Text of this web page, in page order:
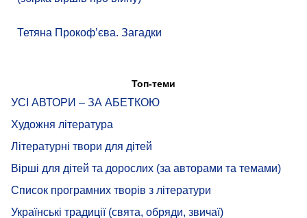
Тетяна Прокоф’єва. Загадки
Топ-теми
УСІ АВТОРИ – ЗА АБЕТКОЮ
Художня література
Літературні твори для дітей
Вірші для дітей та дорослих (за авторами та темами)
Список програмних творів з літератури
Українські традиції (свята, обряди, звичаї)